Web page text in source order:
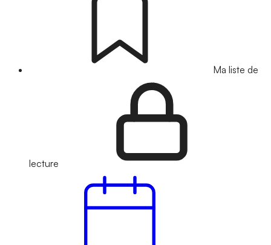
Ma liste de
lecture